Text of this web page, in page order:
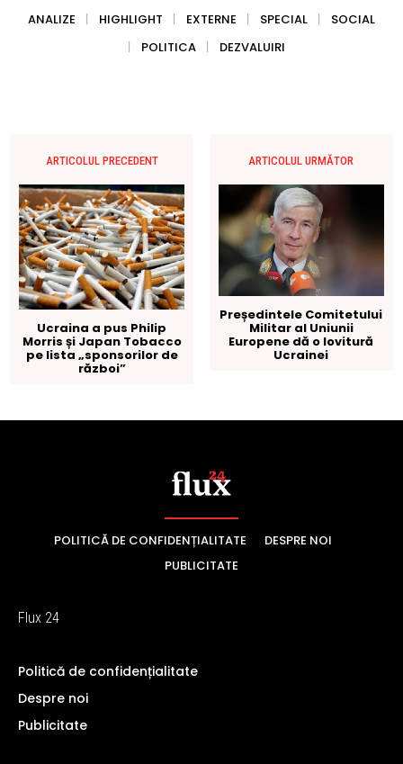
POLITICĂ DE CONFIDENȚIALITATE
DESPRE NOI
PUBLICITATE
Flux 24
Politică de confidențialitate
Despre noi
Publicitate